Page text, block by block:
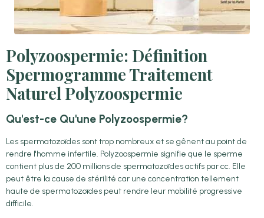
Polyzoospermie: Définition
Spermogramme Traitement
Naturel Polyzoospermie
Qu'est-ce Qu'une Polyzoospermie?
Les spermatozoïdes sont trop nombreux et se gênent au point de
rendre l'homme infertile. Polyzoospermie signifie que le sperme
contient plus de 200 millions de spermatozoïdes actifs par cc. Elle
peut être la cause de stérilité car une concentration tellement
haute de spermatozoïdes peut rendre leur mobilité progressive
difficile.